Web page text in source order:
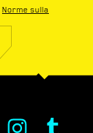
Norme sulla